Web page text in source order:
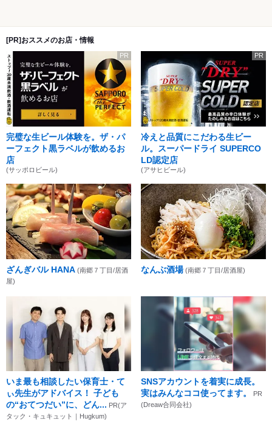
[PR]おススメのお店・情報
PR
完璧な生ビール体験を。ザ・パ
ーフェクト黒ラベルが飲めるお
店
(サッポロビール)
PR
冷えと品質にこだわる生ビー
ル。スーパードライ SUPERCO
LD認定店
(アサヒビール)
ざんぎバル HANA (南郷７丁目/居酒
屋)
なんぶ酒場 (南郷７丁目/居酒屋)
いま最も相談したい保育士・て
ぃ先生がアドバイス！ 子ども
の“おてつだい”に、どん... PR(ア
タック・キュキュット｜Hugkum)
SNSアカウントを着実に成長。
実はみんなココ使ってます。
PR
(Dreaw合同会社)